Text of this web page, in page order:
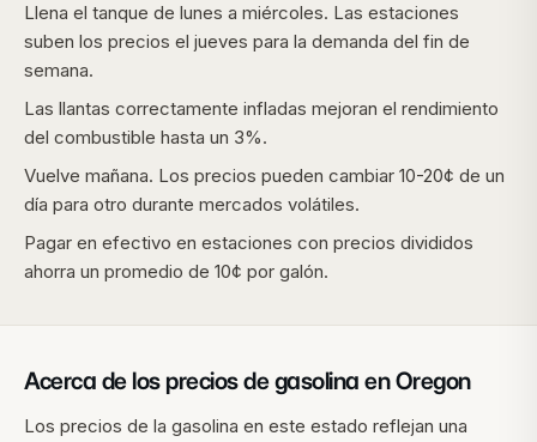
Llena el tanque de lunes a miércoles. Las estaciones
suben los precios el jueves para la demanda del fin de
semana.
Las llantas correctamente infladas mejoran el rendimiento
del combustible hasta un 3%.
Vuelve mañana. Los precios pueden cambiar 10-20¢ de un
día para otro durante mercados volátiles.
Pagar en efectivo en estaciones con precios divididos
ahorra un promedio de 10¢ por galón.
Acerca de los precios de gasolina en Oregon
Los precios de la gasolina en este estado reflejan una